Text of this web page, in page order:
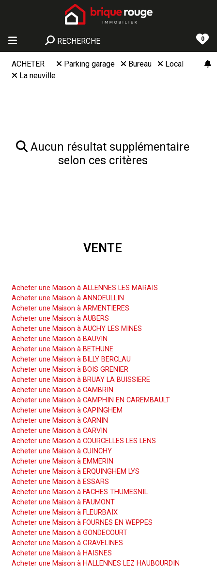
RECHERCHE 0
ACHETER Parking garage Bureau
Local
La neuville
Aucun résultat supplémentaire
selon ces critères
VENTE
Acheter une Maison à ALLENNES LES MARAIS
Acheter une Maison à ANNOEULLIN
Acheter une Maison à ARMENTIERES
Acheter une Maison à AUBERS
Acheter une Maison à AUCHY LES MINES
Acheter une Maison à BAUVIN
Acheter une Maison à BETHUNE
Acheter une Maison à BILLY BERCLAU
Acheter une Maison à BOIS GRENIER
Acheter une Maison à BRUAY LA BUISSIERE
Acheter une Maison à CAMBRIN
Acheter une Maison à CAMPHIN EN CAREMBAULT
Acheter une Maison à CAPINGHEM
Acheter une Maison à CARNIN
Acheter une Maison à CARVIN
Acheter une Maison à COURCELLES LES LENS
Acheter une Maison à CUINCHY
Acheter une Maison à EMMERIN
Acheter une Maison à ERQUINGHEM LYS
Acheter une Maison à ESSARS
Acheter une Maison à FACHES THUMESNIL
Acheter une Maison à FAUMONT
Acheter une Maison à FLEURBAIX
Acheter une Maison à FOURNES EN WEPPES
Acheter une Maison à GONDECOURT
Acheter une Maison à GRAVELINES
Acheter une Maison à HAISNES
Acheter une Maison à HALLENNES LEZ HAUBOURDIN